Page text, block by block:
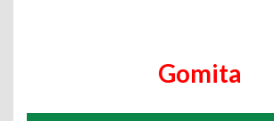
Gomita